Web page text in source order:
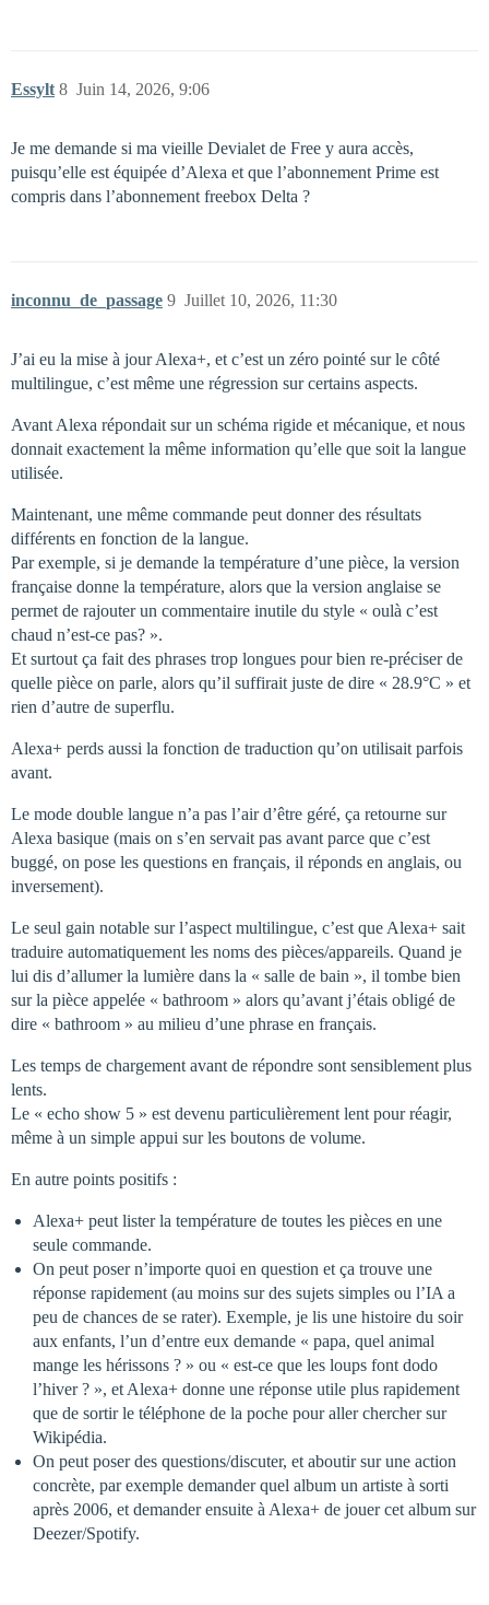
Essylt Juin 14, 2026, 9:06
8
Je me demande si ma vieille Devialet de Free y aura accès,
puisqu’elle est équipée d’Alexa et que l’abonnement Prime est
compris dans l’abonnement freebox Delta ?
inconnu_de_passage Juillet 10, 2026, 11:30
9
J’ai eu la mise à jour Alexa+, et c’est un zéro pointé sur le côté
multilingue, c’est même une régression sur certains aspects.
Avant Alexa répondait sur un schéma rigide et mécanique, et nous
donnait exactement la même information qu’elle que soit la langue
utilisée.
Maintenant, une même commande peut donner des résultats
différents en fonction de la langue.
Par exemple, si je demande la température d’une pièce, la version
française donne la température, alors que la version anglaise se
permet de rajouter un commentaire inutile du style « oulà c’est
chaud n’est-ce pas? ».
Et surtout ça fait des phrases trop longues pour bien re-préciser de
quelle pièce on parle, alors qu’il suffirait juste de dire « 28.9°C » et
rien d’autre de superflu.
Alexa+ perds aussi la fonction de traduction qu’on utilisait parfois
avant.
Le mode double langue n’a pas l’air d’être géré, ça retourne sur
Alexa basique (mais on s’en servait pas avant parce que c’est
buggé, on pose les questions en français, il réponds en anglais, ou
inversement).
Le seul gain notable sur l’aspect multilingue, c’est que Alexa+ sait
traduire automatiquement les noms des pièces/appareils. Quand je
lui dis d’allumer la lumière dans la « salle de bain », il tombe bien
sur la pièce appelée « bathroom » alors qu’avant j’étais obligé de
dire « bathroom » au milieu d’une phrase en français.
Les temps de chargement avant de répondre sont sensiblement plus
lents.
Le « echo show 5 » est devenu particulièrement lent pour réagir,
même à un simple appui sur les boutons de volume.
En autre points positifs :
Alexa+ peut lister la température de toutes les pièces en une
seule commande.
On peut poser n’importe quoi en question et ça trouve une
réponse rapidement (au moins sur des sujets simples ou l’IA a
peu de chances de se rater). Exemple, je lis une histoire du soir
aux enfants, l’un d’entre eux demande « papa, quel animal
mange les hérissons ? » ou « est-ce que les loups font dodo
l’hiver ? », et Alexa+ donne une réponse utile plus rapidement
que de sortir le téléphone de la poche pour aller chercher sur
Wikipédia.
On peut poser des questions/discuter, et aboutir sur une action
concrète, par exemple demander quel album un artiste à sorti
après 2006, et demander ensuite à Alexa+ de jouer cet album sur
Deezer/Spotify.